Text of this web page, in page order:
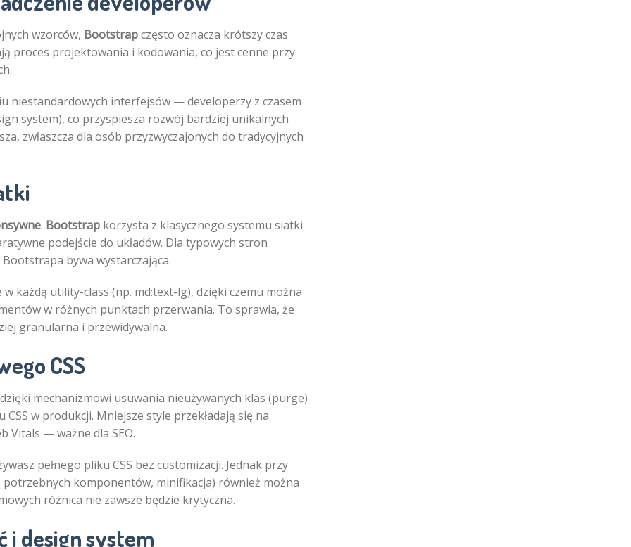
wzorców, Bootstrapczęsto oznacza krótszy czas
proces projektowania i kodowania, co jest cenne przy
niestandardowych interfejsów — developerzy z czasem
system), co przyspiesza rozwój bardziej unikalnych
zwłaszcza dla osób przyzwyczajonych do tradycyjnych
. Bootstrap korzysta z klasycznego systemu siatki
podejście do układów. Dla typowych stron
bywa wystarczająca.
każdą utility-class (np. md:text-lg), dzięki czemu można
w różnych punktach przerwania. To sprawia, że
granularna i przewidywalna.
CSS
mechanizmowi usuwania nieużywanych klas (purge)
w produkcji. Mniejsze style przekładają się na
Vitals — ważne dla SEO.
pełnego pliku CSS bez customizacji. Jednak przy
komponentów, minifikacja) również można
różnica nie zawsze będzie krytyczna.
i design system